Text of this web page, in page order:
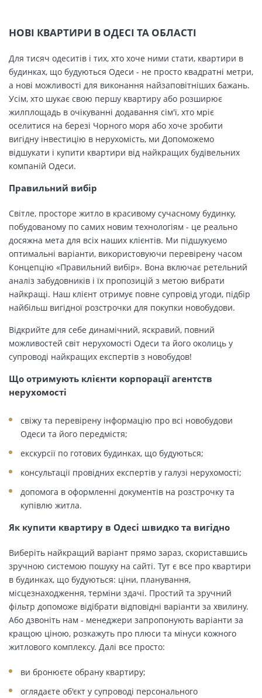
НОВІ КВАРТИРИ В ОДЕСІ ТА ОБЛАСТІ
Для тисяч одеситів і тих, хто хоче ними стати, квартири в
будинках, що будуються Одеси - не просто квадратні метри,
а нові можливості для виконання найзаповітніших бажань.
Усім, хто шукає свою першу квартиру або розширює
жилплощадь в очікуванні додавання сім'ї, хто мріє
оселитися на березі Чорного моря або хоче зробити
вигідну інвестицію в нерухомість, ми Допоможемо
відшукати і купити квартири від найкращих будівельних
компаній Одеси.
Правильний вибір
Світле, просторе житло в красивому сучасному будинку,
побудованому по самих новим технологіям - це реально
досяжна мета для всіх наших клієнтів. Ми підшукуємо
оптимальні варіанти, використовуючи перевірену часом
Концепцію «Правильний вибір». Вона включає ретельний
аналіз забудовників і їх пропозицій з метою вибрати
найкращі. Наш клієнт отримує повне супровід угоди, підбір
найбільш вигідної розстрочки для покупки новобудови.
Відкрийте для себе динамічний, яскравий, повний
можливостей світ нерухомості Одеси та його околиць у
супроводі найкращих експертів з новобудов!
Що отримують клієнти корпорації агентств
нерухомості
свіжу та перевірену інформацію про всі новобудови
Одеси та його передмістя;
екскурсії по готових будинках, що будуються;
консультації провідних експертів у галузі нерухомості;
допомога в оформленні документів на розстрочку та
купівлю житла.
Як купити квартиру в Одесі швидко та вигідно
Виберіть найкращий варіант прямо зараз, скориставшись
зручною системою пошуку на сайті. Тут є все про квартири
в будинках, що будуються: ціни, планування,
місцезнаходження, терміни здачі. Простий та зручний
фільтр допоможе відібрати відповідні варіанти за хвилину.
Або дзвоніть нам - менеджери запропонують варіанти за
кращою ціною, розкажуть про плюси та мінуси кожного
житлового комплексу. Далі все просто:
ви бронюєте обрану квартиру;
оглядаєте об'єкт у супроводі персонального